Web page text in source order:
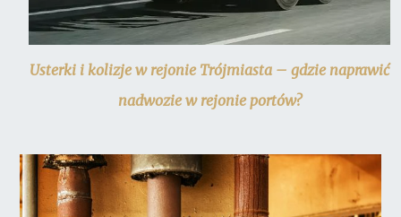
Usterki i kolizje w rejonie Trójmiasta – gdzie naprawić
nadwozie w rejonie portów?